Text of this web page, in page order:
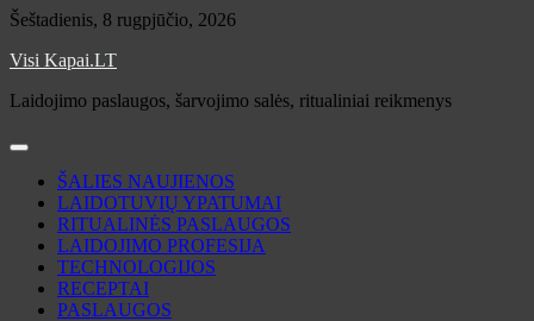
Skip
content
Šeštadienis, 8 rugpjūčio, 2026
Visi Kapai.LT
Laidojimo paslaugos, šarvojimo salės, ritualiniai reikmenys
ŠALIES NAUJIENOS
LAIDOTUVIŲ YPATUMAI
RITUALINĖS PASLAUGOS
LAIDOJIMO PROFESIJA
TECHNOLOGIJOS
RECEPTAI
PASLAUGOS